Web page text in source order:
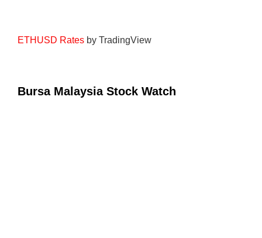
ETHUSD Rates by TradingView
Bursa Malaysia Stock Watch